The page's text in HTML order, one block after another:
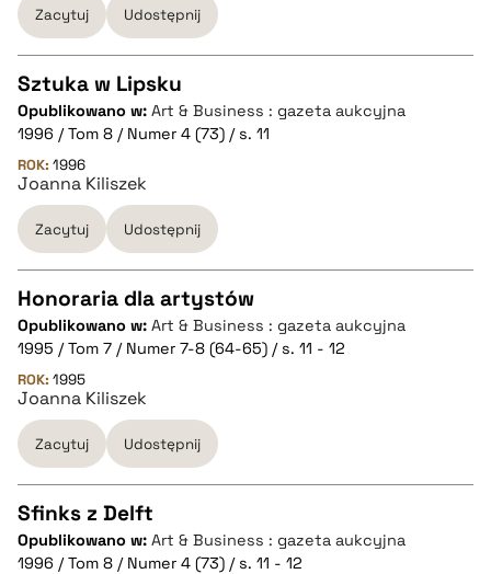
BIBTEX
pobierz cytat
Zacytuj Udostępnij
CZYSTY TEKST
pobierz cytat
BIBTEX
pobierz cytat
Sztuka w Lipsku
Opublikowano w: Art & Business : gazeta aukcyjna
1996 / Tom 8 / Numer 4 (73) / s. 11
ROK: 1996
Joanna Kiliszek
Zacytuj Udostępnij
CZYSTY TEKST
pobierz cytat
BIBTEX
pobierz cytat
Honoraria dla artystów
Opublikowano w: Art & Business : gazeta aukcyjna
1995 / Tom 7 / Numer 7-8 (64-65) / s. 11 - 12
ROK: 1995
Joanna Kiliszek
Zacytuj Udostępnij
CZYSTY TEKST
Sfinks z Delft
Opublikowano w: Art & Business : gazeta aukcyjna
1996 / Tom 8 / Numer 4 (73) / s. 11 - 12